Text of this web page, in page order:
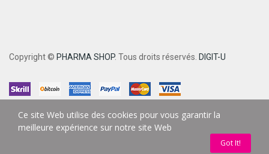
Copyright © PHARMA SHOP. Tous droits réservés. DIGIT-U
Ce site Web utilise des cookies pour vous garantir la
meilleure expérience sur notre site Web
Got It!